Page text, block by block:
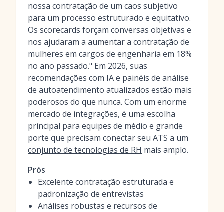
nossa contratação de um caos subjetivo
para um processo estruturado e equitativo.
Os scorecards forçam conversas objetivas e
nos ajudaram a aumentar a contratação de
mulheres em cargos de engenharia em 18%
no ano passado." Em 2026, suas
recomendações com IA e painéis de análise
de autoatendimento atualizados estão mais
poderosos do que nunca. Com um enorme
mercado de integrações, é uma escolha
principal para equipes de médio e grande
porte que precisam conectar seu ATS a um
conjunto de tecnologias de RH mais amplo.
Prós
Excelente contratação estruturada e
padronização de entrevistas
Análises robustas e recursos de